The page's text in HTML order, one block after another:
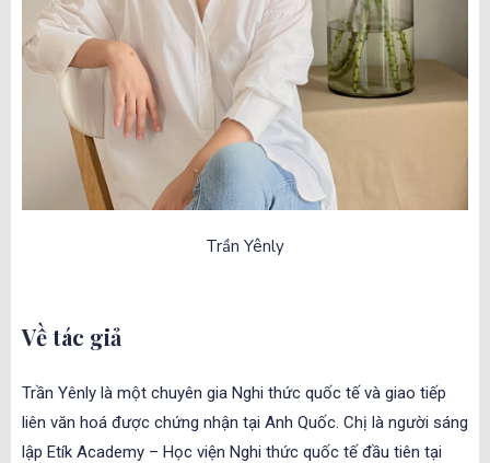
Trần Yênly
Về tác giả
Trần Yênly là một chuyên gia Nghi thức quốc tế và giao tiếp
liên văn hoá được chứng nhận tại Anh Quốc. Chị là người sáng
lập Etík Academy – Học viện Nghi thức quốc tế đầu tiên tại